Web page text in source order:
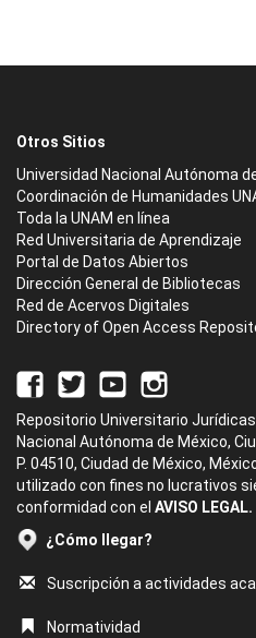
Otros Sitios
Universidad Nacional Autónoma
Coordinación de Humanidades
Toda la UNAM en línea
Red Universitaria de Aprendizaje
Portal de Datos Abiertos
Dirección General de Bibliotecas
Red de Acervos Digitales
Directory of Open Access
Repositorio Universitario Jurídicas
Nacional Autónoma de México,
P. 04510, Ciudad de México,
utilizado con fines no lucrativos
conformidad con el AVISO LEGAL.
¿Cómo llegar?
Suscripción a actividades
Normatividad